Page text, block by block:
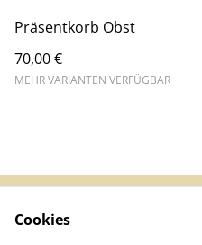
Präsentkorb Obst
70,00 €
MEHR VARIANTEN VERFÜGBAR
Cookies